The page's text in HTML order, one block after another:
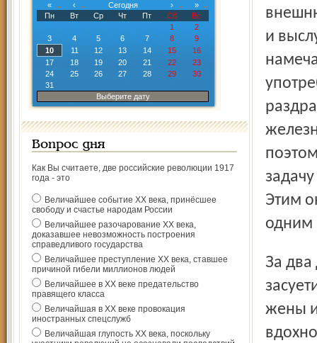
«
‹ Сегодня ›
»
Пн
Вт Ср Чт Пт Сб
Вс
1
2
3
4 5 6 7 8
9
10
11 12 13 14 15
16
17
18 19 20 21 22
23
24
25 26 27 28 29
30
31
Выберите дату
Вопрос дня
Как Вы считаете, две российские революции 1917
года - это
Величайшее событие ХХ века, принёсшее
свободу и счастье народам России
Величайшее разочарование ХХ века,
доказавшее невозможность построения
справедливого государства
Величайшее преступление ХХ века, ставшее
причиной гибели миллионов людей
Величайшее в ХХ веке предательство
правящего класса
Величайшая в ХХ веке провокация
иностранных спецслужб
Величайшая глупость ХХ века, поскольку
и
Этим
одним
За два дня до предполагаемого торжества чиновник
жены и